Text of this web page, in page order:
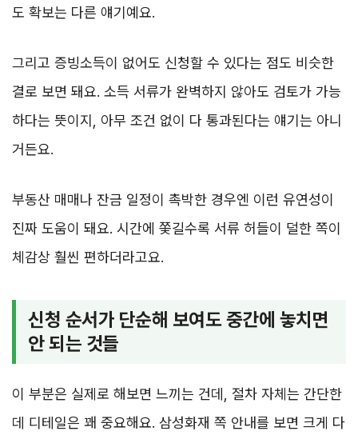
도 확보는 다른 얘기예요.
그리고 증빙소득이 없어도 신청할 수 있다는 점도 비슷한
결로 보면 돼요. 소득 서류가 완벽하지 않아도 검토가 가능
하다는 뜻이지, 아무 조건 없이 다 통과된다는 얘기는 아니
거든요.
부동산 매매나 잔금 일정이 촉박한 경우엔 이런 유연성이
진짜 도움이 돼요. 시간에 쫓길수록 서류 허들이 덜한 쪽이
체감상 훨씬 편하더라고요.
신청 순서가 단순해 보여도 중간에 놓치면
안 되는 것들
이 부분은 실제로 해보면 느끼는 건데, 절차 자체는 간단한
데 디테일은 꽤 중요해요. 삼성화재 쪽 안내를 보면 크게 다